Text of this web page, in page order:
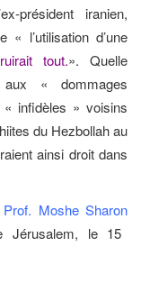
président iranien,
« l’utilisation d’une
tout.». Quelle
aux « dommages
infidèles » voisins
du Hezbollah au
ainsi droit dans
Prof. Moshe Sharon
Jérusalem, le 15